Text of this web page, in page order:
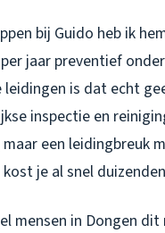
bij Guido heb ik
jaar preventief
leidingen is dat echt
inspectie en
een leidingbreuk
je al snel
mensen in Dongen dit